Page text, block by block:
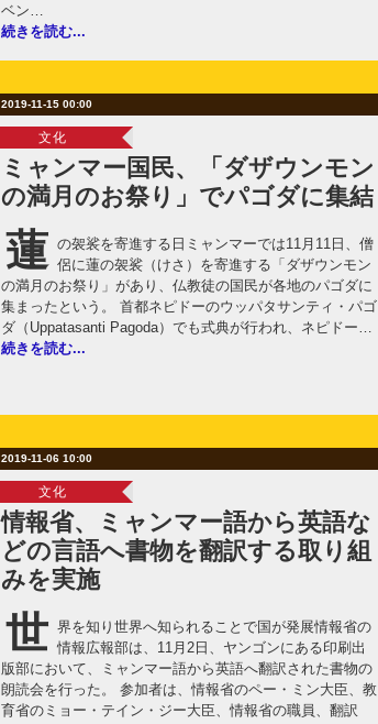
ベン…
続きを読む...
2019-11-15 00:00
文化
ミャンマー国民、「ダザウンモン
の満月のお祭り」でパゴダに集結
蓮 の袈裟を寄進する日ミャンマーでは11月11日、僧
侶に蓮の袈裟（けさ）を寄進する「ダザウンモン
の満月のお祭り」があり、仏教徒の国民が各地のパゴダに
集まったという。 首都ネピドーのウッパタサンティ・パゴ
ダ（Uppatasanti Pagoda）でも式典が行われ、ネピドー…
続きを読む...
2019-11-06 10:00
文化
情報省、ミャンマー語から英語な
どの言語へ書物を翻訳する取り組
みを実施
世 界を知り世界へ知られることで国が発展情報省の
情報広報部は、11月2日、ヤンゴンにある印刷出
版部において、ミャンマー語から英語へ翻訳された書物の
朗読会を行った。 参加者は、情報省のペー・ミン大臣、教
育省のミョー・テイン・ジー大臣、情報省の職員、翻訳